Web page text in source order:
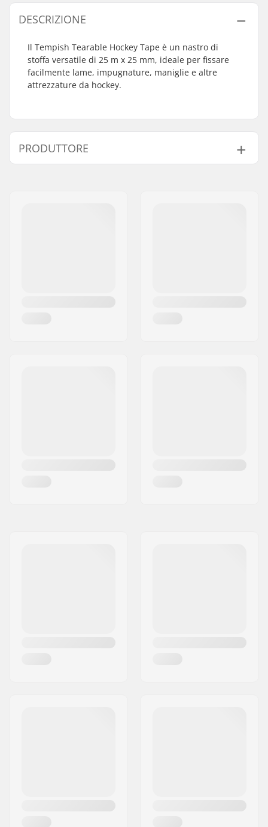
DESCRIZIONE
Il Tempish Tearable Hockey Tape è un nastro di
stoffa versatile di 25 m x 25 mm, ideale per fissare
facilmente lame, impugnature, maniglie e altre
attrezzature da hockey.
PRODUTTORE